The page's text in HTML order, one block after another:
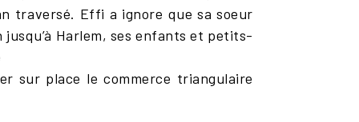
traversé. Effi a ignore que sa soeur
jusqu’à Harlem, ses enfants et petits-
sur place le commerce triangulaire